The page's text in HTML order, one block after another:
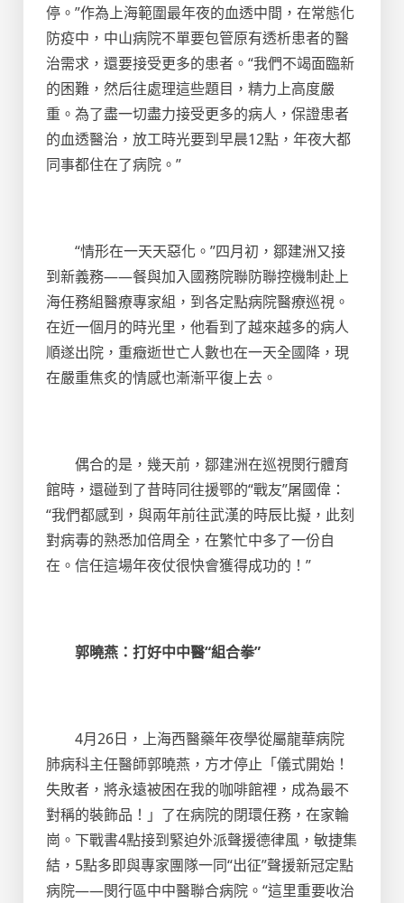
停。”作為上海範圍最年夜的血透中間，在常態化
防疫中，中山病院不單要包管原有透析患者的醫
治需求，還要接受更多的患者。“我們不竭面臨新
的困難，然后往處理這些題目，精力上高度嚴
重。為了盡一切盡力接受更多的病人，保證患者
的血透醫治，放工時光要到早晨12點，年夜大都
同事都住在了病院。”
“情形在一天天惡化。”四月初，鄒建洲又接
到新義務——餐與加入國務院聯防聯控機制赴上
海任務組醫療專家組，到各定點病院醫療巡視。
在近一個月的時光里，他看到了越來越多的病人
順遂出院，重癥逝世亡人數也在一天全國降，現
在嚴重焦炙的情感也漸漸平復上去。
偶合的是，幾天前，鄒建洲在巡視閔行體育
館時，還碰到了昔時同往援鄂的“戰友”屠國偉：
“我們都感到，與兩年前往武漢的時辰比擬，此刻
對病毒的熟悉加倍周全，在繁忙中多了一份自
在。信任這場年夜仗很快會獲得成功的！”
郭曉燕：打好中中醫“組合拳”
4月26日，上海西醫藥年夜學從屬龍華病院
肺病科主任醫師郭曉燕，方才停止「儀式開始！
失敗者，將永遠被困在我的咖啡館裡，成為最不
對稱的裝飾品！」了在病院的閉環任務，在家輪
崗。下戰書4點接到緊迫外派聲援德律風，敏捷集
結，5點多即與專家團隊一同“出征”聲援新冠定點
病院——閔行區中中醫聯合病院。“這里重要收治